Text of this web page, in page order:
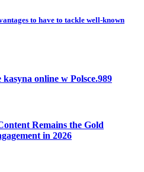
to have to tackle well-known
online w Polsce.989
Remains the Gold
in 2026